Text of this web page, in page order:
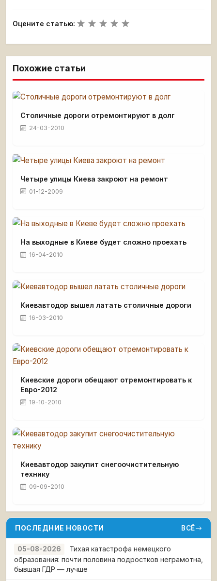
Оцените статью:
Похожие статьи
Столичные дороги отремонтируют в долг
24-03-2010
Четыре улицы Киева закроют на ремонт
01-12-2009
На выходные в Киеве будет сложно проехать
16-04-2010
Киевавтодор вышел латать столичные дороги
16-03-2010
Киевские дороги обещают отремонтировать к
Евро-2012
19-10-2010
Киевавтодор закупит снегоочистительную
технику
09-09-2010
ПОСЛЕДНИЕ НОВОСТИ ВСЁ
05-08-2026
Тихая катастрофа немецкого
образования: почти половина подростков неграмотна,
бывшая ГДР — лучше